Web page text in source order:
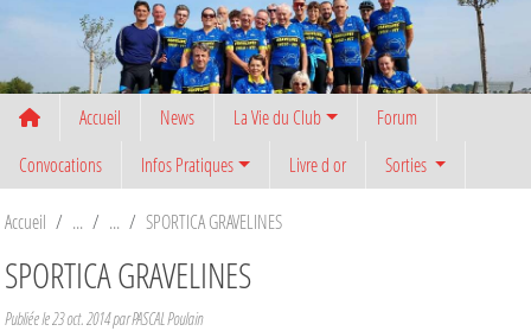
Accueil News La Vie du Club
Forum
Convocations
Infos Pratiques Livre d or Sorties
Accueil SPORTICA GRAVELINES
SPORTICA GRAVELINES
Publiée le23 oct. 2014par PASCAL Poulain
Panneau de gestion des cookies